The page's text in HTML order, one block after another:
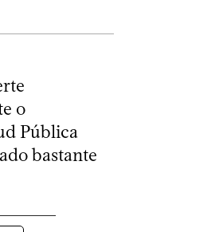
o
Pública
bastante